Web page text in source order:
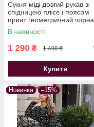
Сукня міді довгий рукав зі
спідницею плісе і поясом
принт геометричний чорна
В наявності
1 290 ₴ 1 490 ₴
Купити
Новинка –15%